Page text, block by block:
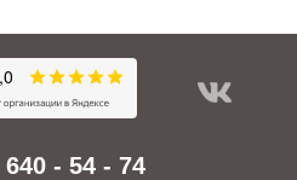
- 54 - 74